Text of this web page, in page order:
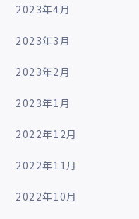
2023年4月
2023年3月
2023年2月
2023年1月
2022年12月
2022年11月
2022年10月